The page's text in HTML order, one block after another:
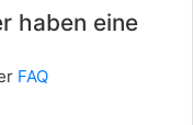
haben eine
FAQ